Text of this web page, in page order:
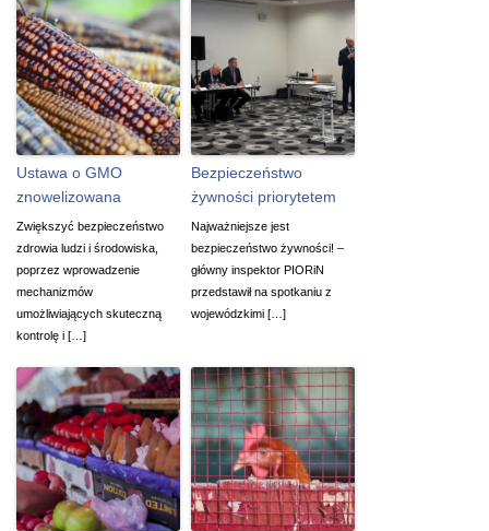
Ustawa o GMO
znowelizowana
Zwiększyć bezpieczeństwo
zdrowia ludzi i środowiska,
poprzez wprowadzenie
mechanizmów
umożliwiających skuteczną
kontrolę i […]
Bezpieczeństwo
żywności priorytetem
Najważniejsze jest
bezpieczeństwo żywności! –
główny inspektor PIORiN
przedstawił na spotkaniu z
wojewódzkimi […]